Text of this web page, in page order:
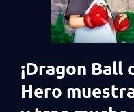
¡Dragon Ball
Hero